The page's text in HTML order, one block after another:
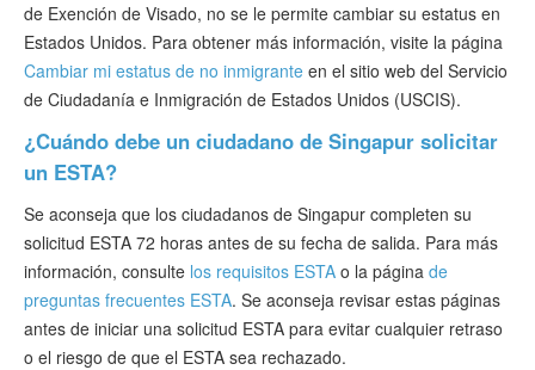
de Exención de Visado, no se le permite cambiar su estatus en
Estados Unidos. Para obtener más información, visite la página
Cambiar mi estatus de no inmigrante en el sitio web del Servicio
de Ciudadanía e Inmigración de Estados Unidos (USCIS).
¿Cuándo debe un ciudadano de Singapur solicitar
un ESTA?
Se aconseja que los ciudadanos de Singapur completen su
solicitud ESTA 72 horas antes de su fecha de salida. Para más
información, consulte los requisitos ESTA o la página de
preguntas frecuentes ESTA. Se aconseja revisar estas páginas
antes de iniciar una solicitud ESTA para evitar cualquier retraso
o el riesgo de que el ESTA sea rechazado.